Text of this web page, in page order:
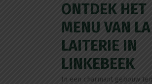
ONTDEK HET
MENU VAN LA
LAITERIE IN
LINKEBEEK
In een charmant gebouw ten